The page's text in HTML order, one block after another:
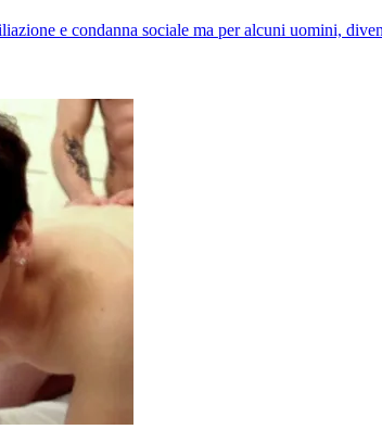
e condanna sociale ma per alcuni uomini,